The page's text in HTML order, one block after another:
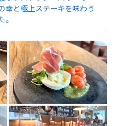
幸と極上ステーキを味わう